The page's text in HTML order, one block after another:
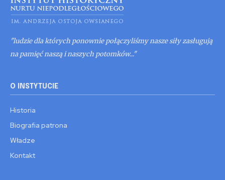
"ludzie dla których ponownie połączyliśmy nasze siły zasługują
na pamięć naszą i naszych potomków..."
O INSTYTUCIE
Historia
Biografia patrona
Władze
Kontakt